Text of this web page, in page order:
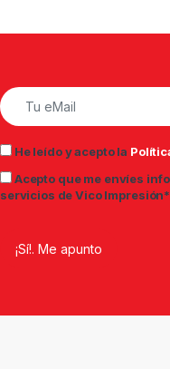
He leído y acepto la
Acepto que me envíes
servicios de Vico Impresión*